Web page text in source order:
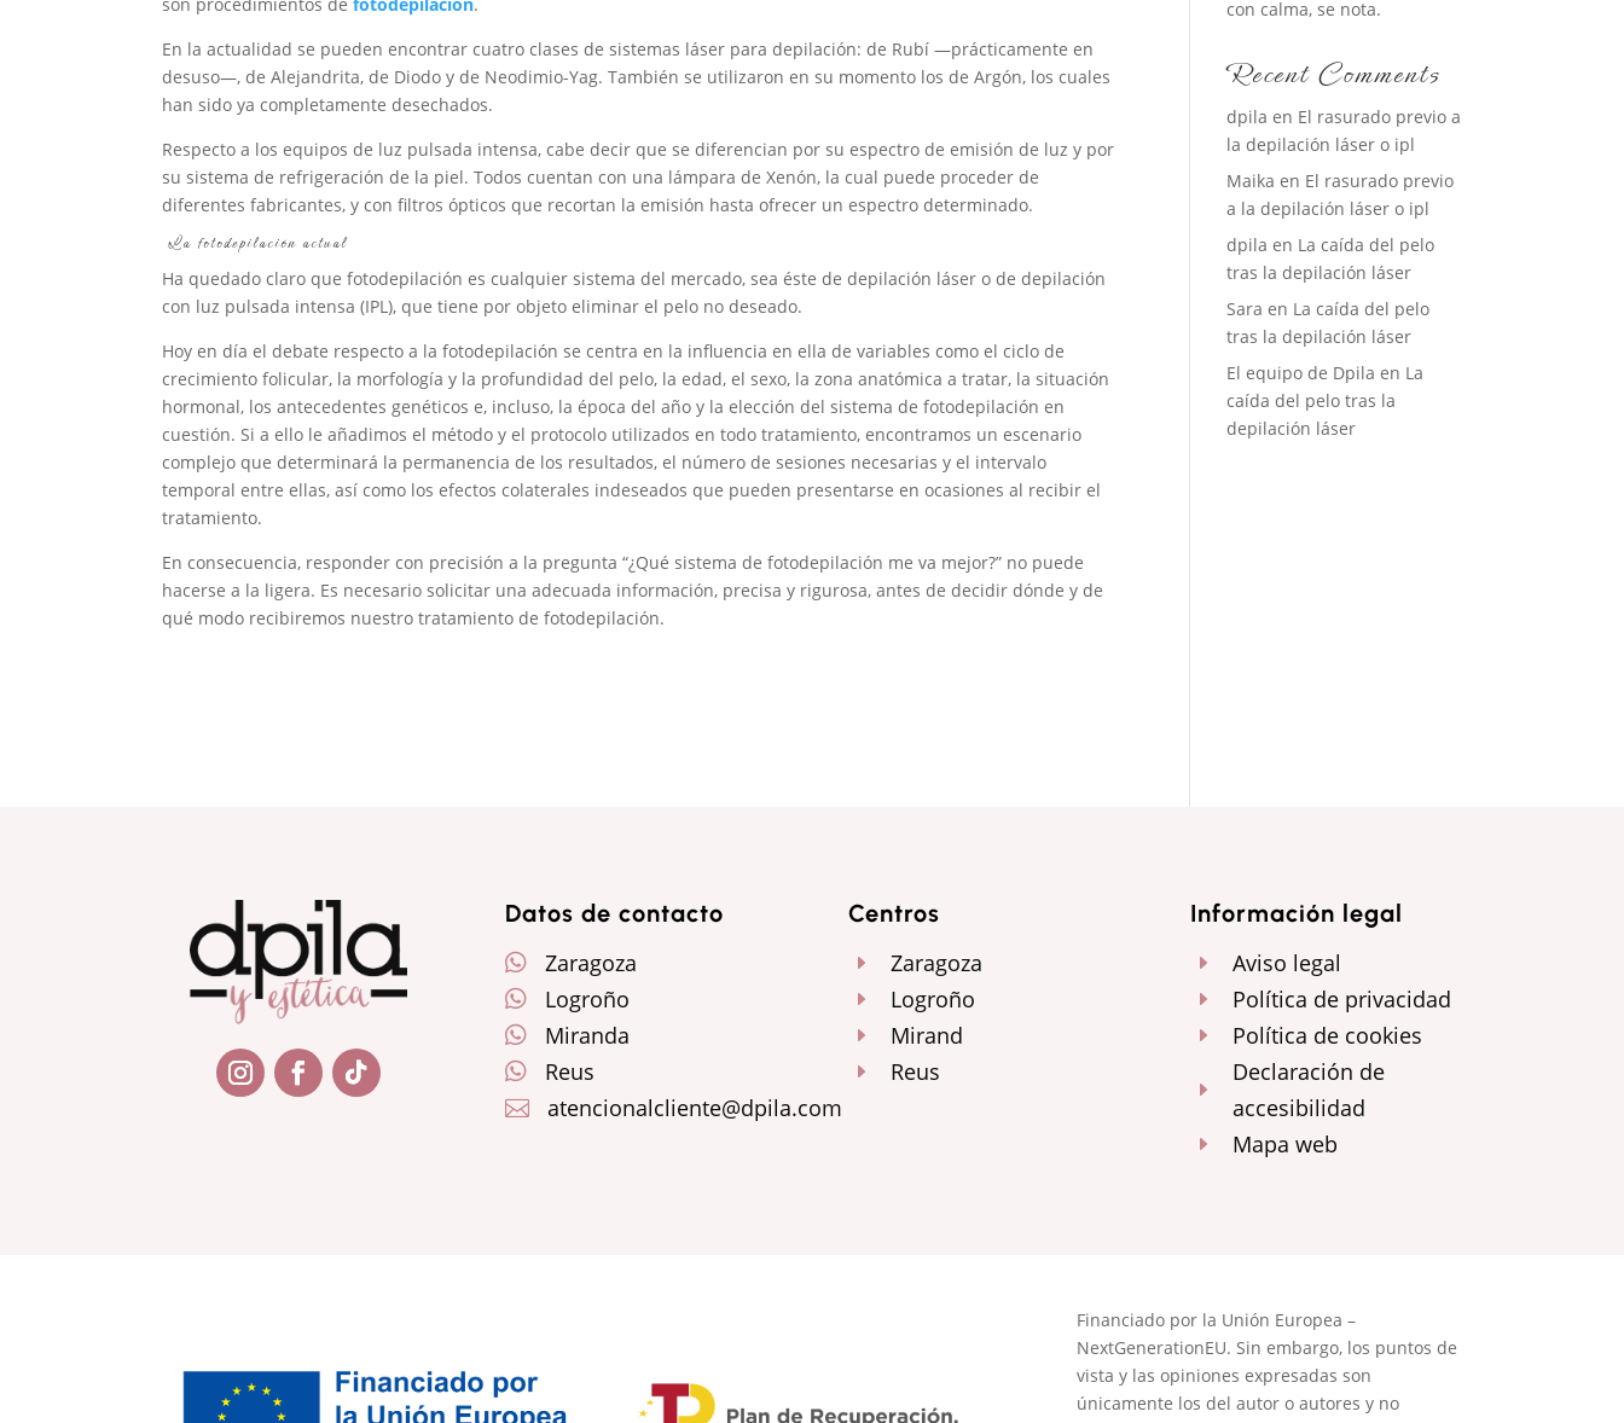
son procedimientos defotodepilación.
En la actualidad se pueden encontrar cuatro clases de sistemas láser para depilación: de Rubí —prácticamente en
desuso—, de Alejandrita, de Diodo y de Neodimio-Yag. También se utilizaron en su momento los de Argón, los cuales
han sido ya completamente desechados.
Respecto a los equipos de luz pulsada intensa, cabe decir que se diferencian por su espectro de emisión de luz y por
su sistema de refrigeración de la piel. Todos cuentan con una lámpara de Xenón, la cual puede proceder de
diferentes fabricantes, y con filtros ópticos que recortan la emisión hasta ofrecer un espectro determinado.
La fotodepilación actual
Ha quedado claro que fotodepilación es cualquier sistema del mercado, sea éste de depilación láser o de depilación
con luz pulsada intensa (IPL), que tiene por objeto eliminar el pelo no deseado.
Hoy en día el debate respecto a la fotodepilación se centra en la influencia en ella de variables como el ciclo de
crecimiento folicular, la morfología y la profundidad del pelo, la edad, el sexo, la zona anatómica a tratar, la situación
hormonal, los antecedentes genéticos e, incluso, la época del año y la elección del sistema de fotodepilación en
cuestión. Si a ello le añadimos el método y el protocolo utilizados en todo tratamiento, encontramos un escenario
complejo que determinará la permanencia de los resultados, el número de sesiones necesarias y el intervalo
temporal entre ellas, así como los efectos colaterales indeseados que pueden presentarse en ocasiones al recibir el
tratamiento.
En consecuencia, responder con precisión a la pregunta “¿Qué sistema de fotodepilación me va mejor?” no puede
hacerse a la ligera. Es necesario solicitar una adecuada información, precisa y rigurosa, antes de decidir dónde y de
qué modo recibiremos nuestro tratamiento de fotodepilación.
con calma, se nota.
Recent Comments
dpila en El rasurado previo a
la depilación láser o ipl
Maika en El rasurado previo
a la depilación láser o ipl
dpila en La caída del pelo
tras la depilación láser
Sara en La caída del pelo
tras la depilación láser
El equipo de Dpila en La
caída del pelo tras la
depilación láser
Datos de contacto
 Zaragoza
 Logroño
 Miranda
 Reus
 atencionalcliente@dpila.com
Centros
E Zaragoza
E Logroño
E Mirand
E Reus
Información legal
E Aviso legal
E Política de privacidad
E Política de cookies
E
Declaración de
accesibilidad
E Mapa web
Financiado por la Unión Europea –
NextGenerationEU. Sin embargo, los puntos de
vista y las opiniones expresadas son
únicamente los del autor o autores y no